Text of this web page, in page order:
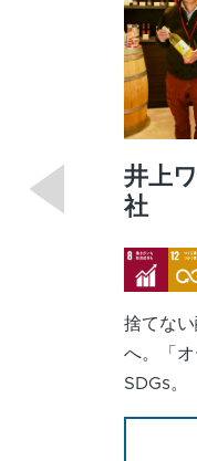
井上
社
Image
捨てな
へ。「
SDGs。